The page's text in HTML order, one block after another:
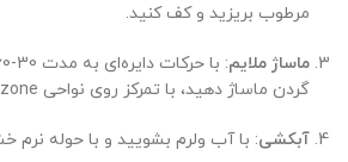
مرطوب بریزید و کف کنید.
ماساژ ملایم
گردن ماساژ دهید، با تمرکز روی نواحی T-zone.
آبکشی: با آب ولرم بشویید و با حوله